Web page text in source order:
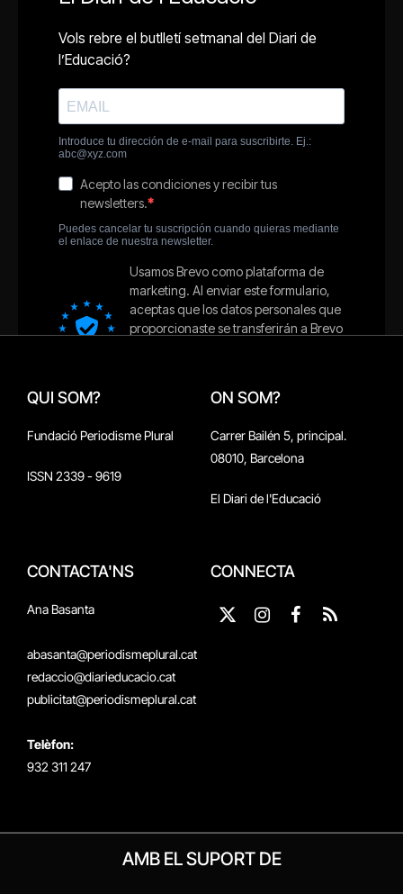
QUI SOM?
Fundació Periodisme Plural
ISSN 2339 - 9619
ON SOM?
Carrer Bailén 5, principal.
08010, Barcelona
El Diari de l'Educació
CONTACTA'NS
Ana Basanta
abasanta@periodismeplural.cat
redaccio@diarieducacio.cat
publicitat@periodismeplural.cat
Telèfon:
932 311 247
CONNECTA
X
Instagram
Facebook
RSS
AMB EL SUPORT DE